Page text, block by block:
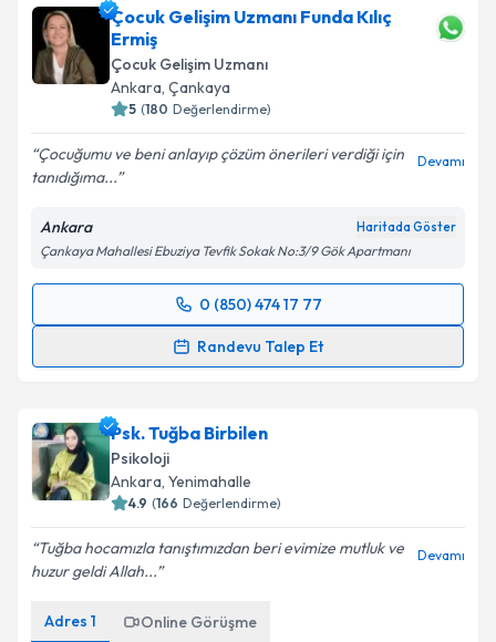
Çocuk Gelişim Uzmanı Funda Kılıç
Ermiş
Çocuk Gelişim Uzmanı
Ankara, Çankaya
5 (180 Değerlendirme)
Çocuğumu ve beni anlayıp çözüm önerileri verdiği için
tanıdığıma...
Devamı
Ankara Haritada Göster
Çankaya Mahallesi Ebuziya Tevfik Sokak No:3/9 Gök Apartmanı
0 (850) 474 17 77
Randevu Talep Et
Randevu Takvimi Talebi
randevu almanız için bir takvim hazırlandığında e-
posta ile bilgilendireceğiz.
E-posta Adresiniz
Metni'ni okudum ve kişisel verilerimin belirtilen
Psk. Tuğba Birbilen
Psikoloji
Ankara, Yenimahalle
4.9 (166 Değerlendirme)
Tuğba hocamızla tanıştımızdan beri evimize mutluk ve
huzur geldi Allah...
Devamı
Adres 1 Online Görüşme